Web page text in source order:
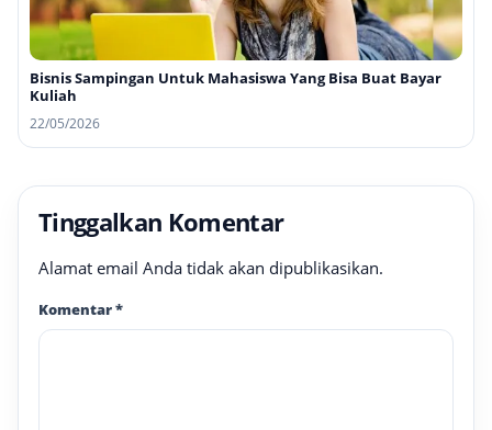
Bisnis Sampingan Untuk Mahasiswa Yang Bisa Buat Bayar
Kuliah
22/05/2026
Tinggalkan Komentar
Alamat email Anda tidak akan dipublikasikan.
Komentar*